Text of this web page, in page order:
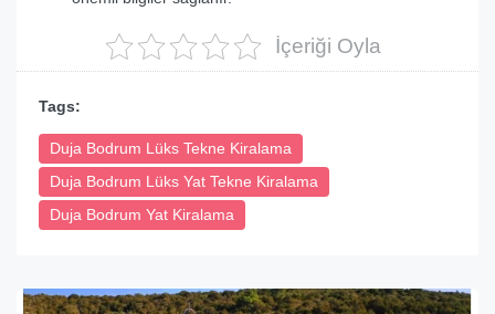
İçeriği Oyla
Tags:
Duja Bodrum Lüks Tekne Kiralama
Duja Bodrum Lüks Yat Tekne Kiralama
Duja Bodrum Yat Kiralama